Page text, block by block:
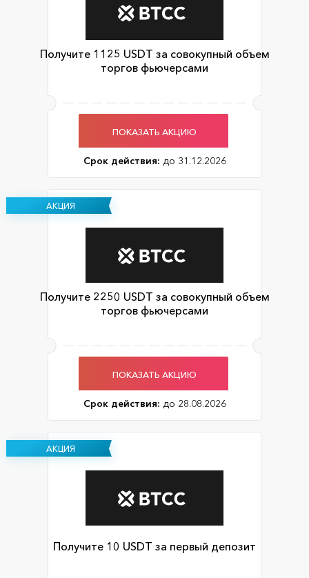
Получите 1125 USDT за совокупный объем
торгов фьючерсами
ПОКАЗАТЬ АКЦИЮ
Срок действия: до 31.12.2026
АКЦИЯ
Получите 2250 USDT за совокупный объем
торгов фьючерсами
ПОКАЗАТЬ АКЦИЮ
Срок действия: до 28.08.2026
АКЦИЯ
Получите 10 USDT за первый депозит